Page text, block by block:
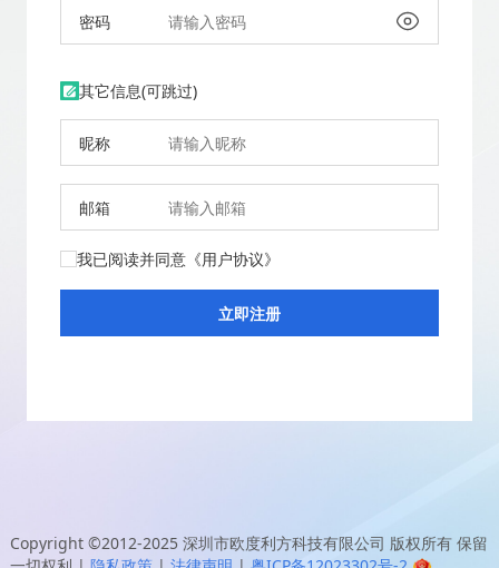
密码
其它信息(可跳过)
昵称
邮箱
我已阅读并同意 《用户协议》
Copyright ©2012-2025 深圳市欧度利方科技有限公司 版权所有 保留